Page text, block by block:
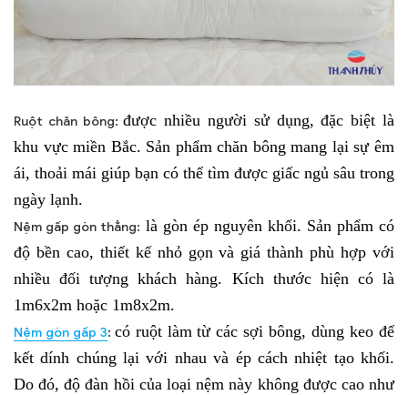
Ruột chăn bông:được nhiều người sử dụng, đặc biệt là
khu vực miền Bắc. Sản phẩm chăn bông mang lại sự êm
ái, thoải mái giúp bạn có thể tìm được giấc ngủ sâu trong
ngày lạnh.
Nệm gấp gòn thẳng: là gòn ép nguyên khối. Sản phẩm có
độ bền cao, thiết kế nhỏ gọn và giá thành phù hợp với
nhiều đối tượng khách hàng. Kích thước hiện có là
1m6x2m hoặc 1m8x2m.
Nệm gòn gấp 3: có ruột làm từ các sợi bông, dùng keo để
kết dính chúng lại với nhau và ép cách nhiệt tạo khối.
Do đó, độ đàn hồi của loại nệm này không được cao như